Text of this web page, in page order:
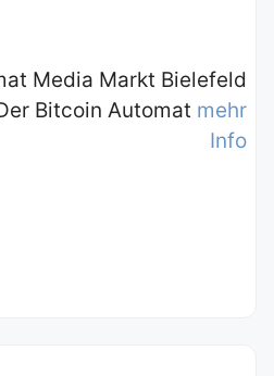
Media Markt Bielefeld
Bitcoin Automat mehr
Info